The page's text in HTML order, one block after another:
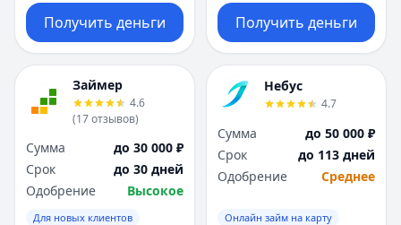
Получить деньги Получить деньги
Займер
4.6
(17отзывов)
Сумма
до 30 000 ₽
Срок
до 30 дней
Одобрение
Высокое
Для новых клиентов
Небус
4.7
Сумма
до 50 000 ₽
Срок
до 113 дней
Одобрение
Среднее
Онлайн займ на карту